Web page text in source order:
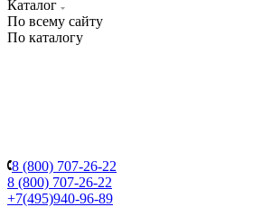
Каталог
По всему сайту
По каталогу
8 (800) 707-26-22
8 (800) 707-26-22
+7(495)940-96-89